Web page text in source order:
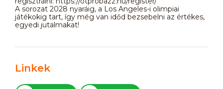
A sorozat 2028 nyaráig, a Los Angeles-i olimpiai
játékokig tart, így még van időd bezsebelni az értékes,
egyedi jutalmakat!
Linkek